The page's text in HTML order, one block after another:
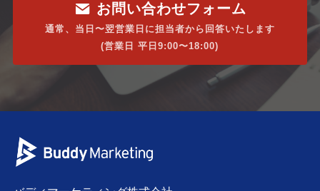
お問い合わせフォーム
通常、当日〜翌営業日に担当者から回答いたします
(営業日 平日9:00〜18:00)